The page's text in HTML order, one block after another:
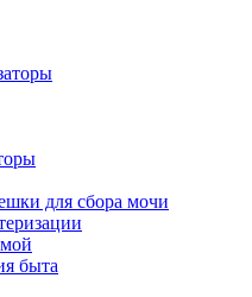
для сбора мочи
быта